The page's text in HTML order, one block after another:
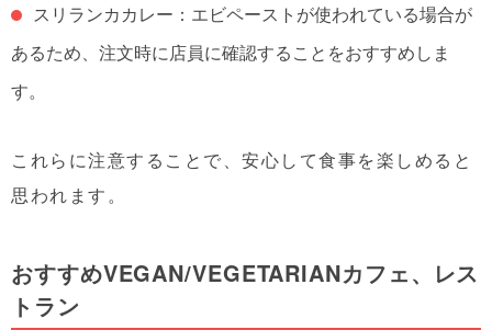
スリランカカレー：エビペーストが使われている場合が
あるため、注文時に店員に確認することをおすすめしま
す。
これらに注意することで、安心して食事を楽しめると
思われます。
おすすめVEGAN/VEGETARIANカフェ、レス
トラン